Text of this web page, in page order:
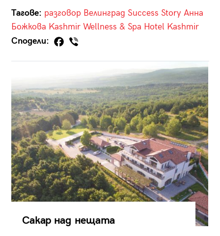
Тагове: разговор Велинград Success Story Анна
Божкова Kashmir Wellness & Spa Hotel Kashmir
Сподели:
Сакар над нещата